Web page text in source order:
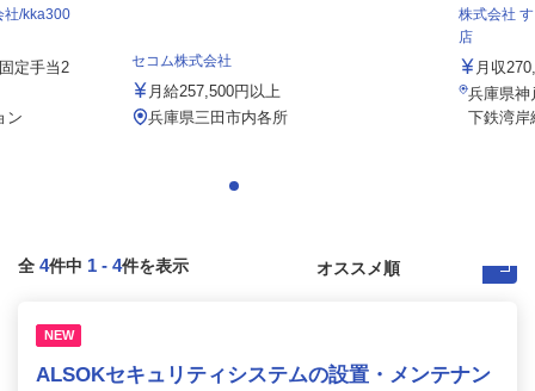
社/kka300
定手当2
ン
セコム株式会社
月給257,500円以上
兵庫県三田市内各所
株式会社
店
月収
兵庫県神
下鉄湾岸
全 4件中 1 - 4件を表示
NEW
ALSOKセキュリティシステムの設置・メンテナン